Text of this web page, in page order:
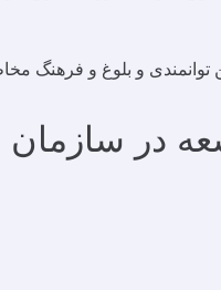
و بلوغ و فرهنگ